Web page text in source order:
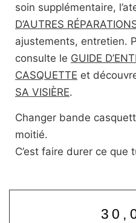
soin supplémentaire,
D’AUTRES
ajustements, entretien.
consulte le GUIDE
CASQUETTE et
SA VISIÈRE.
Changer bande
moitié.
C’est faire durer ce que